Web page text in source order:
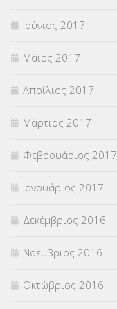
Ιούνιος 2017
Μάιος 2017
Απρίλιος 2017
Μάρτιος 2017
Φεβρουάριος 2017
Ιανουάριος 2017
Δεκέμβριος 2016
Νοέμβριος 2016
Οκτώβριος 2016